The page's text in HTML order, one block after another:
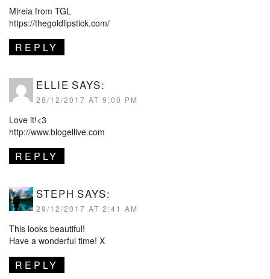
Mireia from TGL
https://thegoldlipstick.com/
REPLY
ELLIE SAYS:
28/12/2017 AT 9:00 PM
Love it!<3
http://www.blogellive.com
REPLY
STEPH SAYS:
29/12/2017 AT 2:41 AM
This looks beautiful!
Have a wonderful time! X
REPLY